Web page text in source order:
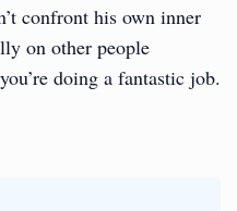
confront his own inner
on other people
doing a fantastic job.